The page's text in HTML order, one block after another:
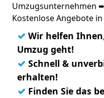
Umzugsunternehmen
Kostenlose Angebote
✓ Wir helfen
Umzug geht!
✓ Schnell &
erhalten!
✓ Finden Sie das